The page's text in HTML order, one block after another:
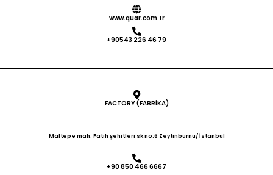
www.quar.com.tr
+90543 226 46 79
FACTORY (FABRİKA)
Maltepe mah. Fatih şehitleri sk no:6 Zeytinburnu/ İstanbul
+90 850 466 6667